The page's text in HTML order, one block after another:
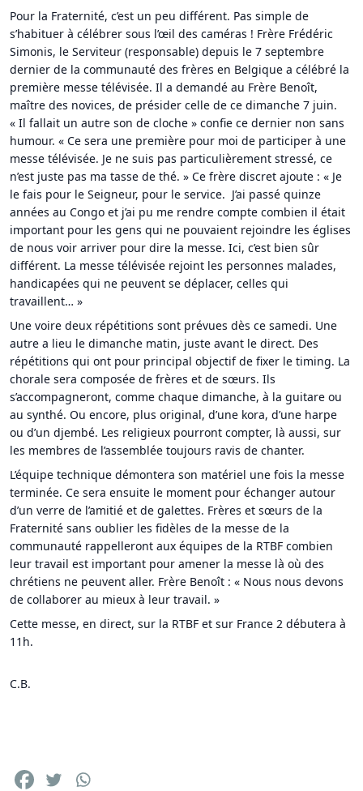
Pour la Fraternité, c’est un peu différent. Pas simple de
s’habituer à célébrer sous l’œil des caméras ! Frère Frédéric
Simonis, le Serviteur (responsable) depuis le 7 septembre
dernier de la communauté des frères en Belgique a célébré la
première messe télévisée. Il a demandé au Frère Benoît,
maître des novices, de présider celle de ce dimanche 7 juin.
« Il fallait un autre son de cloche » confie ce dernier non sans
humour. « Ce sera une première pour moi de participer à une
messe télévisée. Je ne suis pas particulièrement stressé, ce
n’est juste pas ma tasse de thé. » Ce frère discret ajoute : « Je
le fais pour le Seigneur, pour le service. J’ai passé quinze
années au Congo et j’ai pu me rendre compte combien il était
important pour les gens qui ne pouvaient rejoindre les églises
de nous voir arriver pour dire la messe. Ici, c’est bien sûr
différent. La messe télévisée rejoint les personnes malades,
handicapées qui ne peuvent se déplacer, celles qui
travaillent… »
Une voire deux répétitions sont prévues dès ce samedi. Une
autre a lieu le dimanche matin, juste avant le direct. Des
répétitions qui ont pour principal objectif de fixer le timing. La
chorale sera composée de frères et de sœurs. Ils
s’accompagneront, comme chaque dimanche, à la guitare ou
au synthé. Ou encore, plus original, d’une kora, d’une harpe
ou d’un djembé. Les religieux pourront compter, là aussi, sur
les membres de l’assemblée toujours ravis de chanter.
L’équipe technique démontera son matériel une fois la messe
terminée. Ce sera ensuite le moment pour échanger autour
d’un verre de l’amitié et de galettes. Frères et sœurs de la
Fraternité sans oublier les fidèles de la messe de la
communauté rappelleront aux équipes de la RTBF combien
leur travail est important pour amener la messe là où des
chrétiens ne peuvent aller. Frère Benoît : « Nous nous devons
de collaborer au mieux à leur travail. »
Cette messe, en direct, sur la RTBF et sur France 2 débutera à
11h.
C.B.